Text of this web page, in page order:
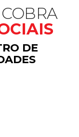
DE